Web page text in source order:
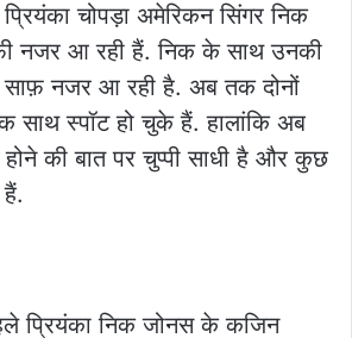
चोपड़ा अमेरिकन सिंगर निक
नजर आ रही हैं. निक के साथ उनकी
साफ़ नजर आ रही है. अब तक दोनों
साथ स्पॉट हो चुके हैं. हालांकि अब
होने की बात पर चुप्पी साधी है और कुछ
प्रियंका निक जोनस के कजिन